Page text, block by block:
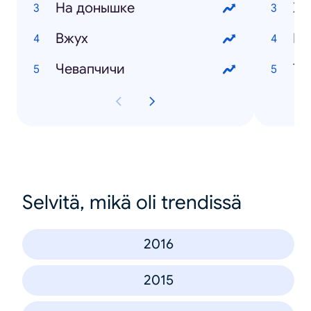
На донышке
Вжух
Чевапчичи
Selvitä, mikä oli trendissä
2016
2015